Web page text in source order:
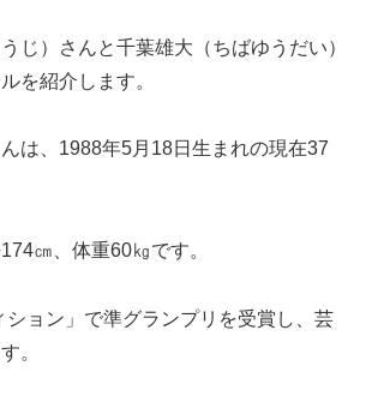
じ）さんと千葉雄大（ちばゆうだい）
を紹介します。
は、1988年5月18日生まれの現在37
㎝、体重60㎏です。
ション」で準グランプリを受賞し、芸
。